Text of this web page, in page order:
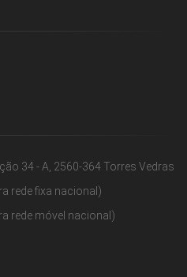
34 - A, 2560-364 Torres Vedras
rede fixa nacional)
rede móvel nacional)